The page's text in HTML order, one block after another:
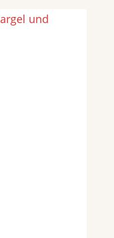
und